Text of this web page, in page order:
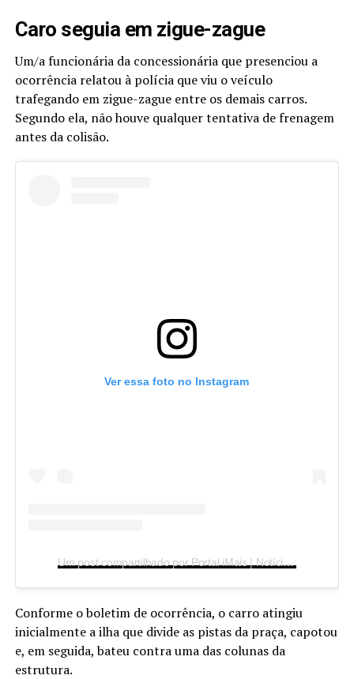
Caro seguia em zigue-zague
Um/a funcionária da concessionária que presenciou a
ocorrência relatou à polícia que viu o veículo
trafegando em zigue-zague entre os demais carros.
Segundo ela, não houve qualquer tentativa de frenagem
antes da colisão.
Ver essa foto no Instagram
Um post compartilhado por Portal iMais | Notícias de Indaiatuba (@imaisonline)
Conforme o boletim de ocorrência, o carro atingiu
inicialmente a ilha que divide as pistas da praça, capotou
e, em seguida, bateu contra uma das colunas da
estrutura.